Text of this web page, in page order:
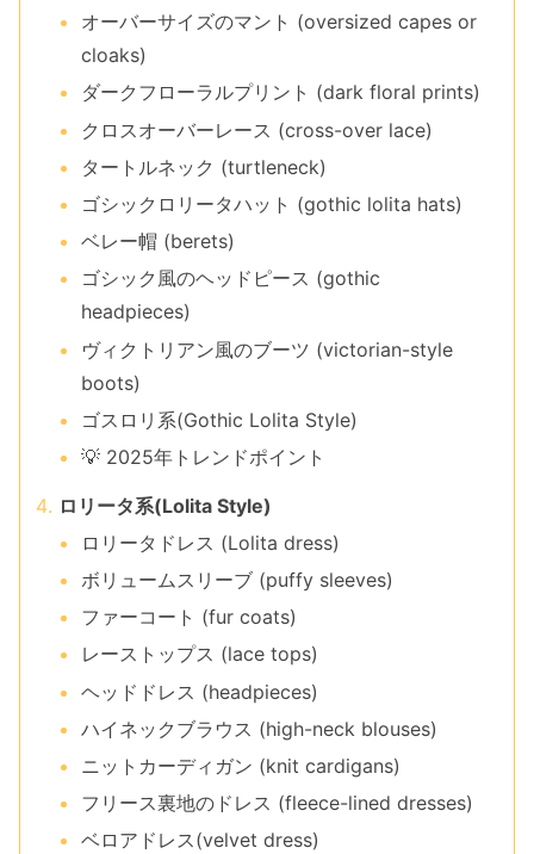
オーバーサイズのマント (oversized capes or
cloaks)
ダークフローラルプリント (dark floral prints)
クロスオーバーレース (cross-over lace)
タートルネック (turtleneck)
ゴシックロリータハット (gothic lolita hats)
ベレー帽 (berets)
ゴシック風のヘッドピース (gothic
headpieces)
ヴィクトリアン風のブーツ (victorian-style
boots)
ゴスロリ系(Gothic Lolita Style)
💡 2025年トレンドポイント
ロリータ系(Lolita Style)
ロリータドレス (Lolita dress)
ボリュームスリーブ (puffy sleeves)
ファーコート (fur coats)
レーストップス (lace tops)
ヘッドドレス (headpieces)
ハイネックブラウス (high-neck blouses)
ニットカーディガン (knit cardigans)
フリース裏地のドレス (fleece-lined dresses)
ベロアドレス(velvet dress)